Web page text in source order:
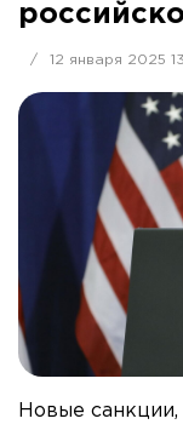
/ 12 января 2025
Новые